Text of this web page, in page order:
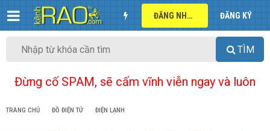
ĐĂNG NHẬP ĐĂNG KÝ
TÌM
Đừng cố SPAM, sẽ cấm vĩnh viễn ngay và luôn
TRANG CHỦ ĐỒ ĐIỆN TỬ ĐIỆN LẠNH